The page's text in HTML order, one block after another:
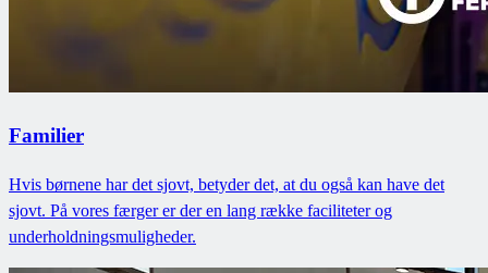
Familier
Hvis børnene har det sjovt, betyder det, at du også kan have det
sjovt. På vores færger er der en lang række faciliteter og
underholdningsmuligheder.